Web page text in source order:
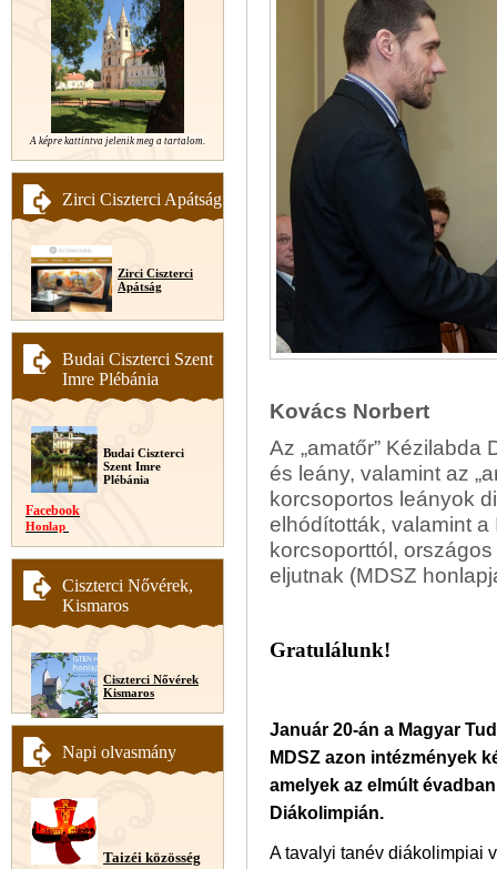
A képre kattintva jelenik meg a tartalom.
Zirci Ciszterci Apátság
Zirci Ciszterci
Apátság
Budai Ciszterci Szent
Imre Plébánia
Budai Ciszterci
Szent Imre
Plébánia
Facebook
Honlap
Ciszterci Nővérek,
Kismaros
Ciszterci Nővérek
Kismaros
Napi olvasmány
Taizéi közösség
Kovács Norbert
Az „amatőr” Kézilabda
és leány, valamint az
korcsoportos leányok
elhódították, valamint a
korcsoporttól,
eljutnak (MDSZ
Gratulálunk!
Január 20-án a Magyar
MDSZ azon intézmények
amelyek az elmúlt
Diákolimpián.
A tavalyi tanév diákolimpiai